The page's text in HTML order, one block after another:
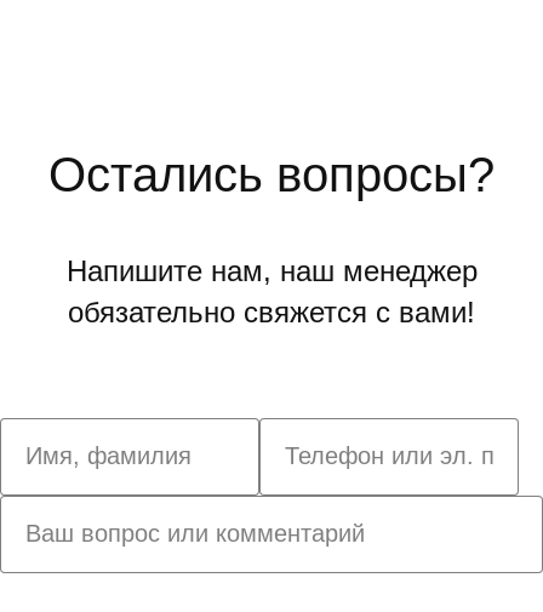
Остались вопросы?
Напишите нам, наш менеджер
обязательно свяжется с вами!